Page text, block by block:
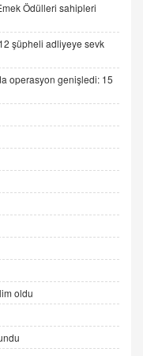
Vurulan Şamar:
Yürüyoruz"
Açmadan Önce
Ödülleri sahipleri
şüpheli adliyeye sevk
operasyon genişledi: 15
oldu